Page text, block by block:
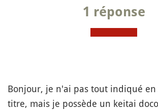
1 réponse
Bonjour, je n'ai pas tout indiqué
titre, mais je possède un keitai